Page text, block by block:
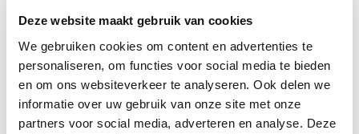
Deze website maakt gebruik van cookies
We gebruiken cookies om content en advertenties te
personaliseren, om functies voor social media te bieden
en om ons websiteverkeer te analyseren. Ook delen we
informatie over uw gebruik van onze site met onze
partners voor social media, adverteren en analyse. Deze
Dit kost een crematie
Bekijk tarieven voor begrafenis